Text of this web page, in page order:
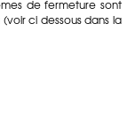
de fermeture sont
ci dessous dans la